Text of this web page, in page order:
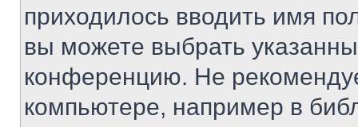
приходилось вводить имя
вы можете выбрать
конференцию. Не
компьютере, например в